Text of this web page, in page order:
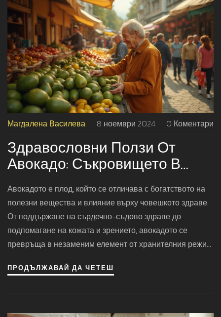
в ежедневното си меню.
Магдалена Василева 8 ноември 2024 0 Коментари
Здравословни Ползи От
Авокадо: Съкровището В
Кухнята
Авокадото е плод, който се отличава с богатството на
полезни вещества и влияние върху човешкото здраве.
От поддържане на сърдечно-съдово здраве до
подпомагане на кожата и зрението, авокадото се
превръща в незаменим елемент от хранителния режим
благополучие. В тази статия ще разгледаме различните
ежедневието.
ПРОДЪЛЖАВАЙ ДА ЧЕТЕШ